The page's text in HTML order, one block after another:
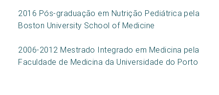
2016 Pós-graduação em Nutrição Pediátrica pela
Boston University School of Medicine
2006-2012 Mestrado Integrado em Medicina pela
Faculdade de Medicina da Universidade do Porto